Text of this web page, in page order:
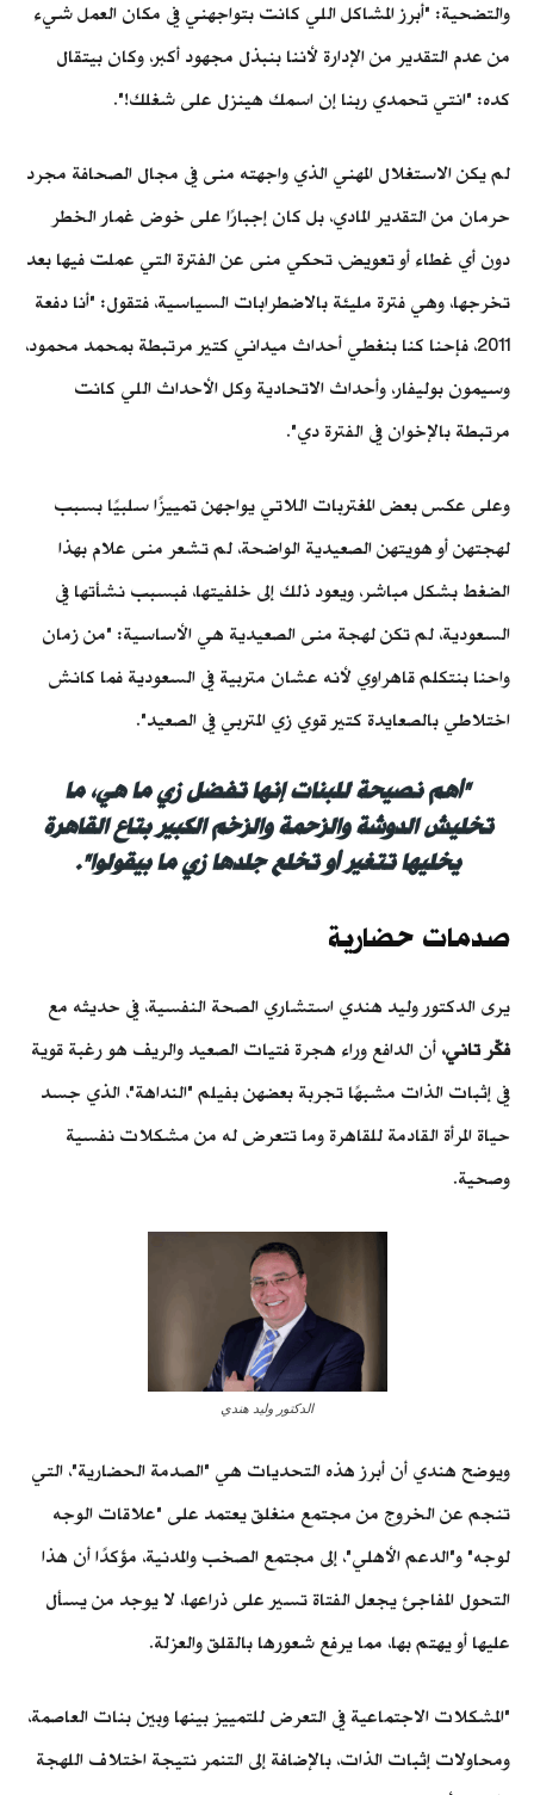
والتضحية: "أبرز المشاكل اللي كانت بتواجهني في مكان العمل شيء
من عدم التقدير من الإدارة لأننا بنبذل مجهود أكبر، وكان بيتقال
كده: "انتي تحمدي ربنا إن اسمك هينزل على شغلك!".
لم يكن الاستغلال المهني الذي واجهته منى في مجال الصحافة مجرد
حرمان من التقدير المادي، بل كان إجبارًا على خوض غمار الخطر
دون أي غطاء أو تعويض، تحكي منى عن الفترة التي عملت فيها بعد
تخرجها، وهي فترة مليئة بالاضطرابات السياسية، فتقول: "أنا دفعة
2011، فإحنا كنا بنغطي أحداث ميداني كتير مرتبطة بمحمد محمود،
وسيمون بوليفار، وأحداث الاتحادية وكل الأحداث اللي كانت
مرتبطة بالإخوان في الفترة دي".
وعلى عكس بعض المغتربات اللاتي يواجهن تمييزًا سلبيًا بسبب
لهجتهن أو هويتهن الصعيدية الواضحة، لم تشعر منى علام بهذا
الضغط بشكل مباشر، ويعود ذلك إلى خلفيتها، فبسبب نشأتها في
السعودية، لم تكن لهجة منى الصعيدية هي الأساسية: "من زمان
واحنا بنتكلم قاهراوي لأنه عشان متربية في السعودية فما كانش
اختلاطي بالصعايدة كتير قوي زي المتربي في الصعيد".
"أهم نصيحة للبنات إنها تفضل زي ما هي، ما
تخليش الدوشة والزحمة والزخم الكبير بتاع القاهرة
يخليها تتغير أو تخلع جلدها زي ما بيقولوا".
صدمات حضارية
يرى الدكتور وليد هندي استشاري الصحة النفسية، في حديثه مع
فكّر تاني، أن الدافع وراء هجرة فتيات الصعيد والريف هو رغبة قوية
في إثبات الذات مشبهًا تجربة بعضهن بفيلم "النداهة"، الذي جسد
حياة المرأة القادمة للقاهرة وما تتعرض له من مشكلات نفسية
وصحية.
الدكتور وليد هندي
ويوضح هندي أن أبرز هذه التحديات هي "الصدمة الحضارية"، التي
تنجم عن الخروج من مجتمع منغلق يعتمد على "علاقات الوجه
لوجه" و"الدعم الأهلي"، إلى مجتمع الصخب والمدنية، مؤكدًا أن هذا
التحول المفاجئ يجعل الفتاة تسير على ذراعها، لا يوجد من يسأل
عليها أو يهتم بها، مما يرفع شعورها بالقلق والعزلة.
"المشكلات الاجتماعية في التعرض للتمييز بينها وبين بنات العاصمة،
ومحاولات إثبات الذات، بالإضافة إلى التنمر نتيجة اختلاف اللهجة